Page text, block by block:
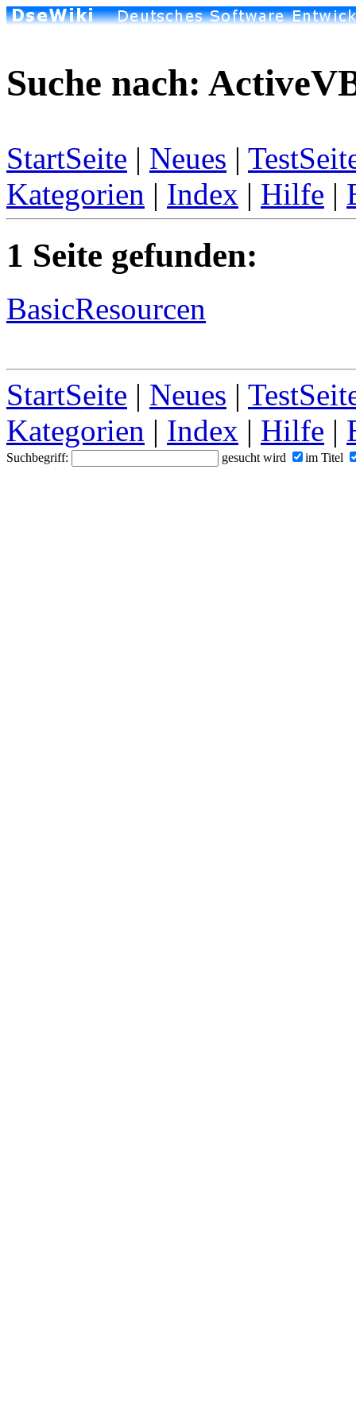
Suche nach:
StartSeite | Neues |
Kategorien | Index | Hilfe |
1 Seite gefunden:
BasicResourcen
StartSeite | Neues |
Kategorien | Index | Hilfe |
Suchbegriff: gesucht wird im Titel